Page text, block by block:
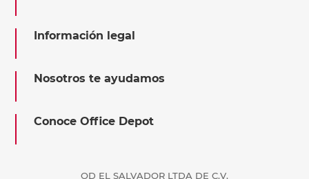
Información legal
Nosotros te ayudamos
Conoce Office Depot
OD EL SALVADOR LTDA DE C.V.